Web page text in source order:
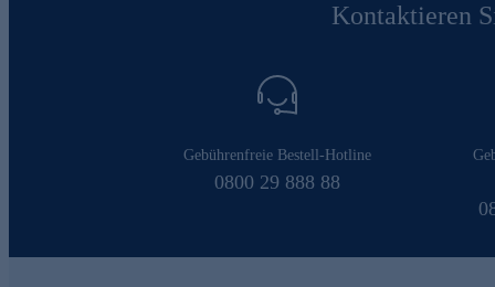
Kontaktieren
Gebührenfreie Bestell-Hotline
0800 29 888 88